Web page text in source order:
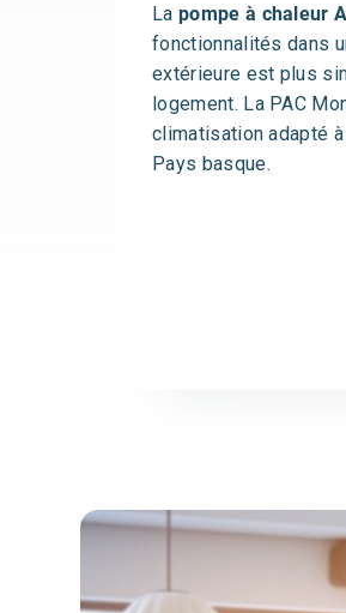
La pompe à chaleur
fonctionnalités dans
extérieure est plus
logement. La PAC
climatisation adapté
Pays basque.